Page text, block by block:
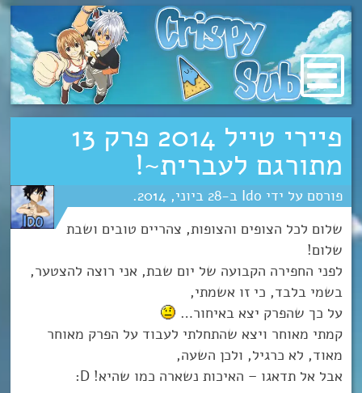
מעבר
לתוכן
פיירי טייל 2014 פרק 13
מתורגם לעברית~!
Ido
28 יוני 2014
שלום לכל הצופים והצופות, צהריים טובים ושבת
שלום!
לפני החפירה הקבועה של יום שבת, אני רוצה להצטער,
בשמי בלבד, כי זו אשמתי,
על כך שהפרק יצא באיחור…
קמתי מאוחר ויצא שהתחלתי לעבוד על הפרק מאוחר
מאוד, לא כרגיל, ולכן השעה,
אבל אל תדאגו – האיכות נשארה כמו שהיא! D: